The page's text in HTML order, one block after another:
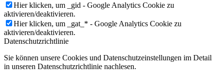
Hier klicken, um _gid - Google Analytics Cookie zu
aktivieren/deaktivieren.
Hier klicken, um _gat_* - Google Analytics Cookie zu
aktivieren/deaktivieren.
Datenschutzrichtlinie
Sie können unsere Cookies und Datenschutzeinstellungen im Detail
in unseren Datenschutzrichtlinie nachlesen.